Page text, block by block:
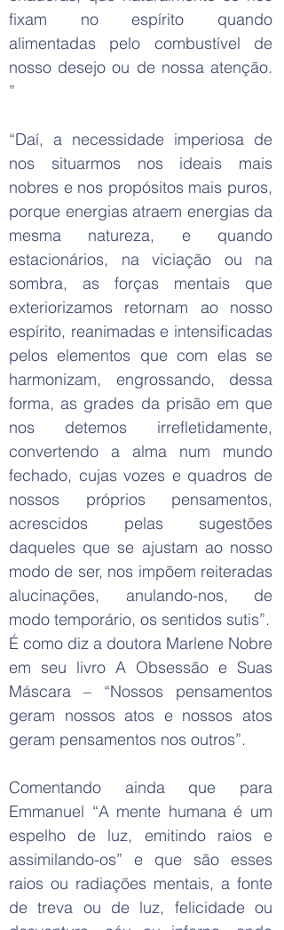
fixam no espírito quando
alimentadas pelo combustível de
nosso desejo ou de nossa atenção.
”
“Daí, a necessidade imperiosa de
nos situarmos nos ideais mais
nobres e nos propósitos mais puros,
porque energias atraem energias da
mesma natureza, e quando
estacionários, na viciação ou na
sombra, as forças mentais que
exteriorizamos retornam ao nosso
espírito, reanimadas e intensificadas
pelos elementos que com elas se
harmonizam, engrossando, dessa
forma, as grades da prisão em que
nos detemos irrefletidamente,
convertendo a alma num mundo
fechado, cujas vozes e quadros de
nossos próprios pensamentos,
acrescidos pelas sugestões
daqueles que se ajustam ao nosso
modo de ser, nos impõem reiteradas
alucinações, anulando-nos, de
modo temporário, os sentidos sutis”.
É como diz a doutora Marlene Nobre
em seu livro A Obsessão e Suas
Máscara – “Nossos pensamentos
geram nossos atos e nossos atos
geram pensamentos nos outros”.
Comentando ainda que para
Emmanuel “A mente humana é um
espelho de luz, emitindo raios e
assimilando-os” e que são esses
raios ou radiações mentais, a fonte
de treva ou de luz, felicidade ou